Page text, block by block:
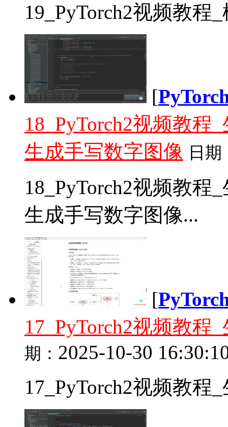
19_PyTorch2视频教程
[
18_PyTorch2视频教程
生成手写数字图像 日期
18_PyTorch2视频教程
生成手写数字图像...
[
17_PyTorch2视频教程
期： 2025-10-30
17_PyTorch2视频教程